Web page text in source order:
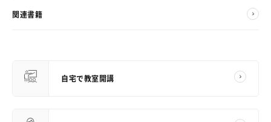
関連書籍
自宅で教室開講